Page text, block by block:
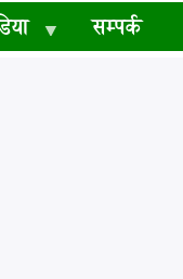
सम्पर्क